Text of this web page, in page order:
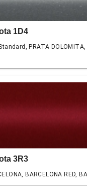
1D4
PRATA DOLOMITA,
3R3
BARCELONA RED,